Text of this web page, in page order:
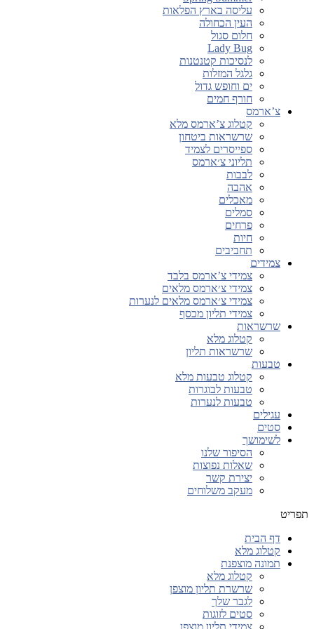
עליסה בארץ הפלאות
העין הכחולה
חלום סגול
Lady Bug
לנסיכות קטנטנות
גלגל המזלות
ים וחופש גדול
חורף חמים
צ’ארמס
קטלוג צ’ארמס מלא
שרשראות ביטחון
ספייסרים לצמיד
תליוני צ׳ארמס
לבבות
אהבה
מאכלים
סמלים
פרחים
חיות
תחביבים
צמידים
צמידי צ’ארמס בלבד
צמידי צ׳ארמס מלאים
צמידי צ׳ארמס מלאים לנערות
צמידי תליון מכסף
שרשראות
קטלוג מלא
שרשראות תליון
טבעות
קטלוג טבעות מלא
טבעות לבוגרות
טבעות לנערות
עגילים
סטים
לשימושך
הסיפור שלנו
שאלות נפוצות
יצירת קשר
מעקב משלוחים
תפריט
דף הבית
קטלוג מלא
תמונה מוצפנת
קטלוג מלא
שרשרת תליון מוצפן
לגבר שלך
סטים לזוגות
צמידי תליון מוצפן